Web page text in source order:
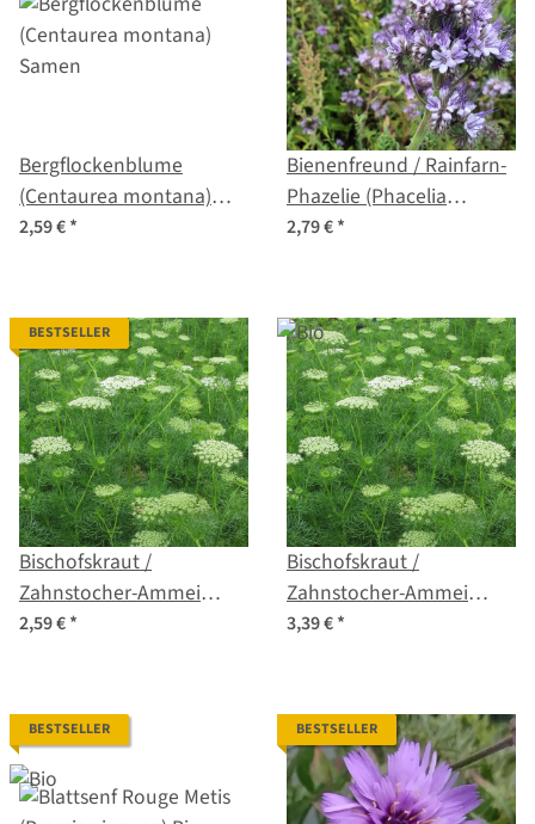
Bergflockenblume
(Centaurea montana)
Samen
2,59 €*
Bienenfreund / Rainfarn-
Phazelie (Phacelia
tanacetifolia) Bio Saatgut
2,79 €*
BESTSELLER
Bischofskraut /
Zahnstocher-Ammei
2,59 €*
Bischofskraut /
Zahnstocher-Ammei
(Ammi visnaga) Bio
3,39 €*
BESTSELLER BESTSELLER